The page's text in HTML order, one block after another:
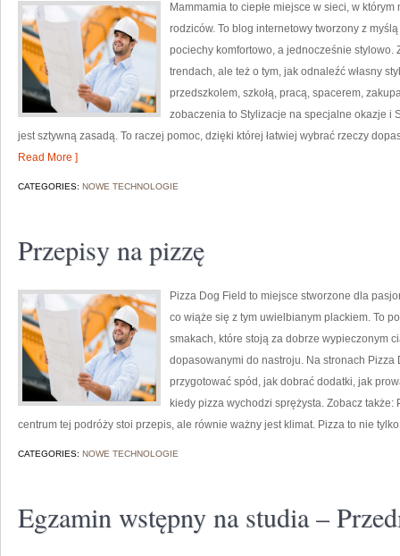
Mammamia to ciepłe miejsce w sieci, w
rodziców. To blog internetowy tworzony z
pociechy komfortowo, a jednocześnie
trendach, ale też o tym, jak odnaleźć własny
przedszkolem, szkołą, pracą, spacerem,
zobaczenia to Stylizacje na specjalne okazje i
jest sztywną zasadą. To raczej pomoc, dzięki której łatwiej wybrać rzeczy
Read More ]
CATEGORIES: NOWE TECHNOLOGIE
Przepisy na pizzę
Pizza Dog Field to miejsce stworzone dla
co wiąże się z tym uwielbianym plackiem. To
smakach, które stoją za dobrze wypieczonym
dopasowanymi do nastroju. Na stronach Pizza
przygotować spód, jak dobrać dodatki, jak
kiedy pizza wychodzi sprężysta. Zobacz
centrum tej podróży stoi przepis, ale równie ważny jest klimat. Pizza to nie
CATEGORIES: NOWE TECHNOLOGIE
Egzamin wstępny na studia –